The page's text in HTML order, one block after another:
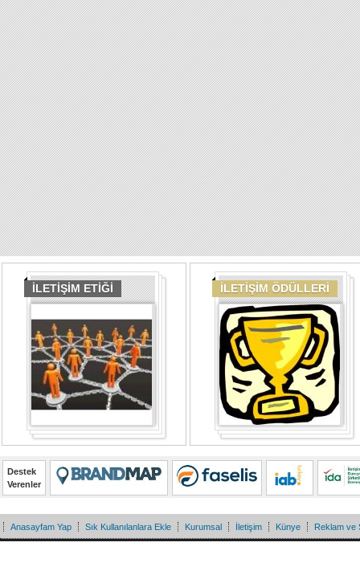
İLETİŞİM ETİĞİ İLETİŞİM ÖDÜLLERİ
Destek
Verenler
Anasayfam Yap Sık Kullanılanlara Ekle Kurumsal İletişim Künye Reklam ve